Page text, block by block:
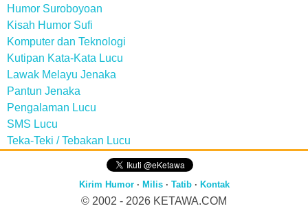
Humor Suroboyoan
Kisah Humor Sufi
Komputer dan Teknologi
Kutipan Kata-Kata Lucu
Lawak Melayu Jenaka
Pantun Jenaka
Pengalaman Lucu
SMS Lucu
Teka-Teki / Tebakan Lucu
Kirim Humor· Milis· Tatib· Kontak
© 2002 - 2026 KETAWA.COM